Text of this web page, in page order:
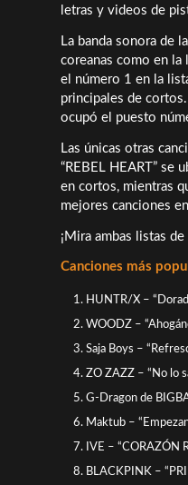
letras y videos de
La banda sonora de
coreanas como en la
el número 1 en la
principales de
ocupó el puesto
Las únicas otras
“REBEL HEART”
en cortos, mientras
mejores canciones
¡Mira ambas listas
Canciones más
HUNTR/X –
WOODZ –
Saja Boys –
ZO ZAZZ – “No lo
G-Dragon de
Maktub –
IVE – “CORAZÓN
BLACKPINK –